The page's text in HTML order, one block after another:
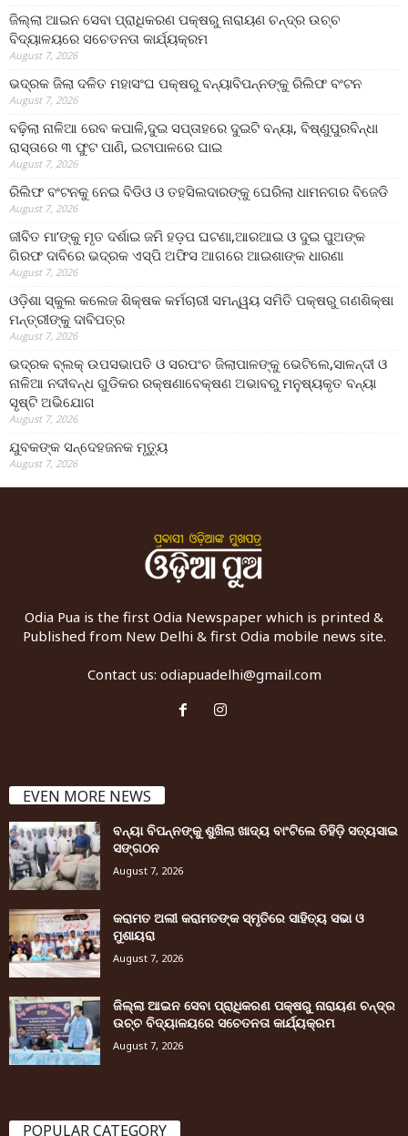
ଜିଲ୍ଲା ଆଇନ ସେବା ପ୍ରାଧିକରଣ ପକ୍ଷରୁ ନାରାୟଣ ଚନ୍ଦ୍ର ଉଚ୍ଚ
ବିଦ୍ୟାଳୟରେ ସଚେତନତା କାର୍ଯ୍ୟକ୍ରମ
August 7, 2026
ଭଦ୍ରକ ଜିଲା ଦଳିତ ମହାସଂଘ ପକ୍ଷରୁ ବନ୍ୟାବିପନ୍ନଙ୍କୁ ରିଲିଫ ବଂଟନ
August 7, 2026
ବଢ଼ିଲା ନାଳିଆ ରେବ କପାଳି,ଦୁଇ ସପ୍ତାହରେ ଦୁଇଟି ବନ୍ୟା, ବିଷ୍ଣୁପୁରବିନ୍ଧା
ରାସ୍ତାରେ ୩ ଫୁଟ ପାଣି, ଇଟାପାଳରେ ଘାଇ
August 7, 2026
ରିଲିଫ ବଂଟନକୁ ନେଇ ବିଡିଓ ଓ ତହସିଲଦାରଙ୍କୁ ଘେରିଲା ଧାମନଗର ବିଜେଡି
August 7, 2026
ଜୀବିତ ମା’ଙ୍କୁ ମୃତ ଦର୍ଶାଇ ଜମି ହଡ଼ପ ଘଟଣା,ଆରଆଇ ଓ ଦୁଇ ପୁଅଙ୍କ
ଗିରଫ ଦାବିରେ ଭଦ୍ରକ ଏସ୍‌ପି ଅଫିସ ଆଗରେ ଆଇଶାଙ୍କ ଧାରଣା
August 7, 2026
ଓଡ଼ିଶା ସ୍କୁଲ କଲେଜ ଶିକ୍ଷକ କର୍ମଚାରୀ ସମନ୍ୱୟ ସମିତି ପକ୍ଷରୁ ଗଣଶିକ୍ଷା
ମନ୍ତ୍ରୀଙ୍କୁ ଦାବିପତ୍ର
August 7, 2026
ଭଦ୍ରକ ବ୍ଲକ୍ ଉପସଭାପତି ଓ ସରପଂଚ ଜିଲାପାଳଙ୍କୁ ଭେଟିଲେ,ସାଳନ୍ଦୀ ଓ
ନାଳିଆ ନଦୀବନ୍ଧ ଗୁଡିକର ରକ୍ଷଣାବେକ୍ଷଣ ଅଭାବରୁ ମନୁଷ୍ୟକୃତ ବନ୍ୟା
ସୃଷ୍ଟି ଅଭିଯୋଗ
August 7, 2026
ଯୁବକଙ୍କ ସନ୍ଦେହଜନକ ମୃତ୍ୟୁ
August 7, 2026
Odia Pua is the first Odia Newspaper which is printed &
Published from New Delhi & first Odia mobile news site.
Contact us: odiapuadelhi@gmail.com
EVEN MORE NEWS
ବନ୍ୟା ବିପନ୍ନଙ୍କୁ ଶୁଖିଲା ଖାଦ୍ୟ ବାଂଟିଲେ ତିହିଡି଼ ସତ୍ୟସାଇ
ସଙ୍ଗଠନ
August 7, 2026
କରାମତ ଅଲୀ କରାମତଙ୍କ ସ୍ମୃତିରେ ସାହିତ୍ୟ ସଭା ଓ
ମୁଶାୟରା
August 7, 2026
ଜିଲ୍ଲା ଆଇନ ସେବା ପ୍ରାଧିକରଣ ପକ୍ଷରୁ ନାରାୟଣ ଚନ୍ଦ୍ର
ଉଚ୍ଚ ବିଦ୍ୟାଳୟରେ ସଚେତନତା କାର୍ଯ୍ୟକ୍ରମ
August 7, 2026
POPULAR CATEGORY